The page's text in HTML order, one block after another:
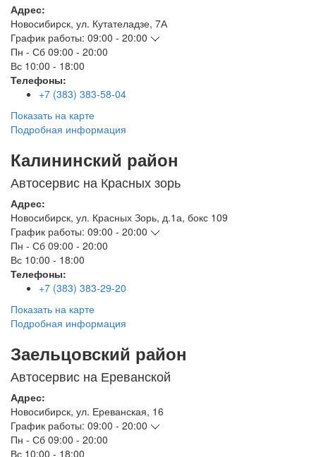
Адрес:
Новосибирск, ул. Кутателадзе, 7А
График работы: 09:00 - 20:00
Пн - Сб 09:00 - 20:00
Вс 10:00 - 18:00
Телефоны:
+7 (383) 383-58-04
Показать на карте
Подробная информация
Калининский район
Автосервис на Красных зорь
Адрес:
Новосибирск, ул. Красных Зорь, д.1а, бокс 109
График работы: 09:00 - 20:00
Пн - Сб 09:00 - 20:00
Вс 10:00 - 18:00
Телефоны:
+7 (383) 383-29-20
Показать на карте
Подробная информация
Заельцовский район
Автосервис на Ереванской
Адрес:
Новосибирск, ул. Ереванская, 16
График работы: 09:00 - 20:00
Пн - Сб 09:00 - 20:00
Вс 10:00 - 18:00